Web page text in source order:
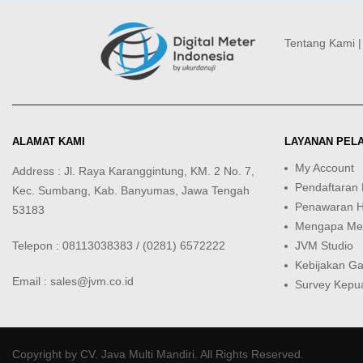
Tentang Kami |
ALAMAT KAMI
Address : Jl. Raya Karanggintung, KM. 2 No. 7,
Kec. Sumbang, Kab. Banyumas, Jawa Tengah
53183
Telepon : 08113038383 / (0281) 6572222
Email : sales@jvm.co.id
LAYANAN
My Account
Pendaftaran
Penawaran
Mengapa
JVM Studio
Kebijakan
Survey
Copyright by CV. Java Multi Mandiri. All Rights Reserved.